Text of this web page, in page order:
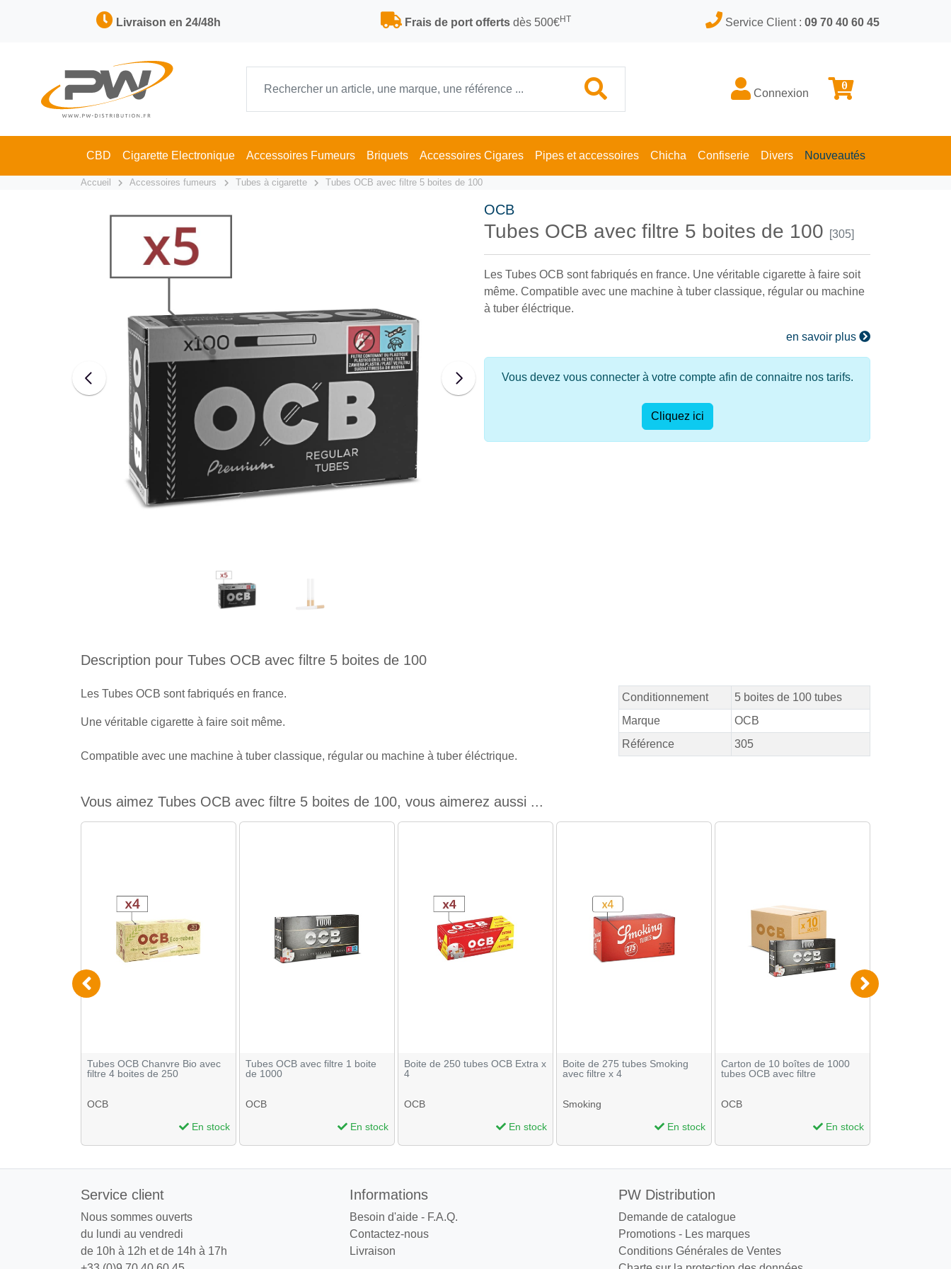
Livraison en 24/48h Frais de port offertsdès 500€HT Service Client : 09 70 40 60 45
Connexion
0
CBD Cigarette Electronique Accessoires Fumeurs Briquets Accessoires Cigares Pipes et accessoires Chicha Confiserie Divers Nouveautés
Accueil Accessoires fumeurs Tubes à cigarette Tubes OCB avec filtre 5 boites de 100
OCB
Tubes OCB avec filtre 5 boites de 100 [305]
Les Tubes OCB sont fabriqués en france. Une véritable cigarette à faire soit
même. Compatible avec une machine à tuber classique, régular ou machine
à tuber éléctrique.
en savoir plus
Vous devez vous connecter à votre compte afin de connaitre nos tarifs.
Cliquez ici
Description pour Tubes OCB avec filtre 5 boites de 100
Les Tubes OCB sont fabriqués en france.
Une véritable cigarette à faire soit même.
Compatible avec une machine à tuber classique, régular ou machine à tuber éléctrique.
Conditionnement
5 boites de 100 tubes
Marque
OCB
Référence
305
Vous aimez Tubes OCB avec filtre 5 boites de 100, vous aimerez aussi ...
Tubes OCB Chanvre Bio avec
filtre 4 boites de 250
OCB
En stock
Tubes OCB avec filtre 1 boite
de 1000
OCB
En stock
Boite de 250 tubes OCB Extra x
4
OCB
En stock
Boite de 275 tubes Smoking
avec filtre x 4
Smoking
En stock
Carton de 10 boîtes de 1000
tubes OCB avec filtre
OCB
En stock
Service client
Nous sommes ouverts
du lundi au vendredi
de 10h à 12h et de 14h à 17h
Informations
Besoin d'aide - F.A.Q.
Contactez-nous
Livraison
PW Distribution
Demande de catalogue
Promotions - Les marques
Conditions Générales de Ventes